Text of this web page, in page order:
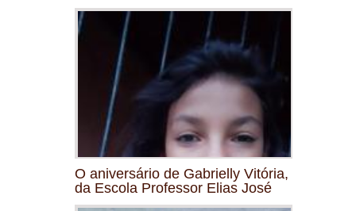
O aniversário de Gabrielly Vitória,
da Escola Professor Elias José